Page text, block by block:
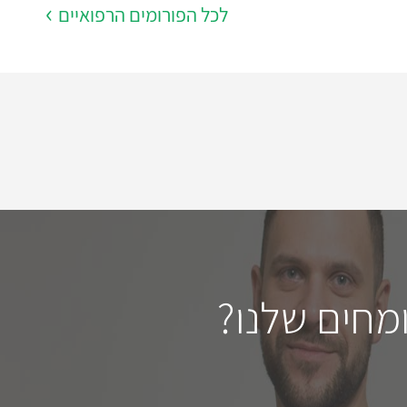
לכל הפורומים הרפואיים
שלנו?